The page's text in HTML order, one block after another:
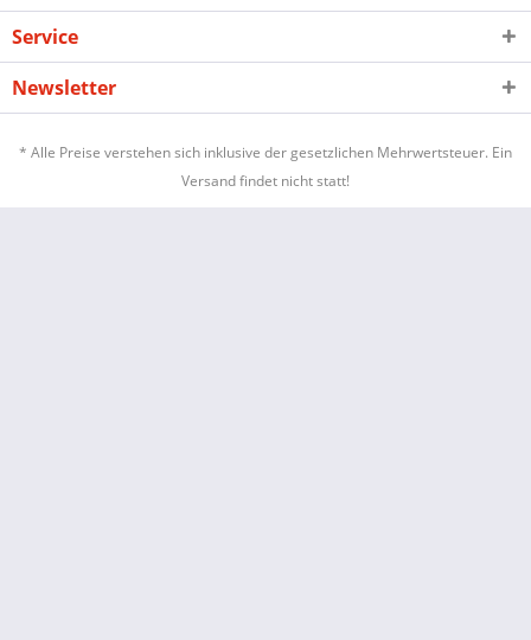
Service
Newsletter
* Alle Preise verstehen sich inklusive der gesetzlichen Mehrwertsteuer. Ein
Versand findet nicht statt!